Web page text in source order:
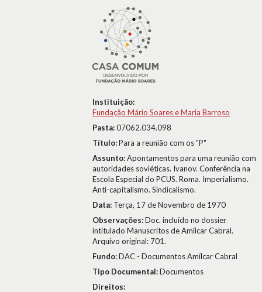
Instituição:
Fundação Mário Soares e Maria Barroso
Pasta:07062.034.098
Título:Para a reunião com os "P"
Assunto:Apontamentos para uma reunião com
autoridades soviéticas. Ivanov. Conferência na
Escola Especial do PCUS. Roma. Imperialismo.
Anti-capitalismo. Sindicalismo.
Data: Terça, 17 de Novembro de 1970
Observações:Doc. incluído no dossier
intitulado Manuscritos de Amílcar Cabral.
Arquivo original: 701.
Fundo:DAC - Documentos Amílcar Cabral
Tipo Documental:Documentos
Direitos: